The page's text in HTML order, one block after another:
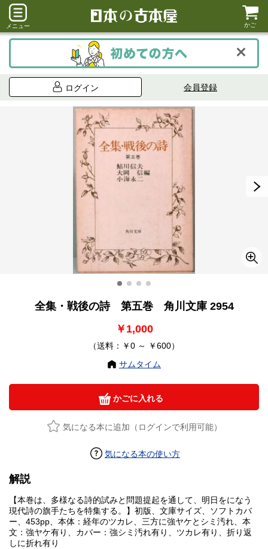
メニュー かご
ログイン 会員登録
全集・戦後の詩 第五巻 角川文庫 2954
￥1,000
（送料：￥0 ～ ￥600）
サムタイム
かごに入れる
気になる本に追加（ログインで利用可能）
気になる本の使い方
解説
【本巻は、多様なる詩的試みと問題提起を通して、明日をになう
現代詩の旗手たちを特集する。】初版、文庫サイズ、ソフトカバ
ー、453pp、本体：経年のツカレ、三方に強ヤケとシミ汚れ、本
文：強ヤケ有り、カバー：強シミ汚れ有り、ツカレ有り、折り返
しに折れ有り